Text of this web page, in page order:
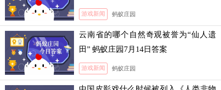
游戏新闻 蚂蚁庄园
云南省的哪个自然奇观被誉为“仙人遗
田” 蚂蚁庄园7月14日答案
游戏新闻 蚂蚁庄园